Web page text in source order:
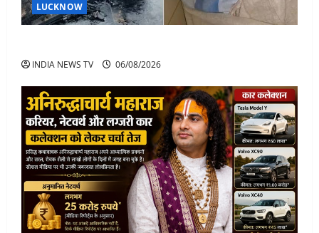
LUCKNOW
INDIA NEWS TV 06/08/2026